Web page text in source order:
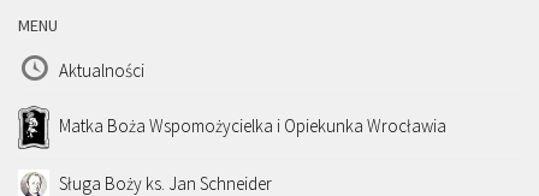
MENU
Aktualności
Matka Boża Wspomożycielka i Opiekunka Wrocławia
Sługa Boży ks. Jan Schneider